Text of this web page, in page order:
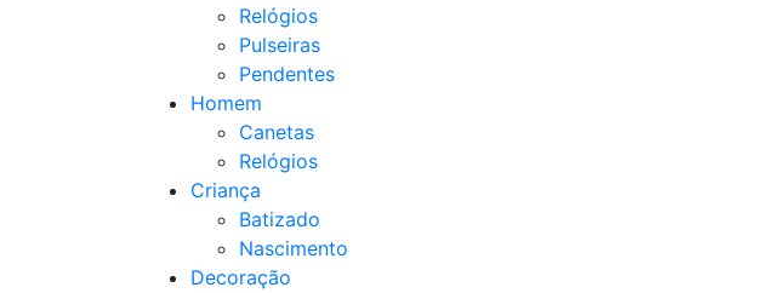
Relógios
Pulseiras
Pendentes
Homem
Canetas
Relógios
Criança
Batizado
Nascimento
Decoração